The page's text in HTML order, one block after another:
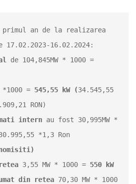
in primul an de la realizarea
16.02.2024:
*1000 = 545,55 kW (34.545,55
RON)
intern au fost 30,995MW *
3,55 MW * 1000 = 550 kW
din retea